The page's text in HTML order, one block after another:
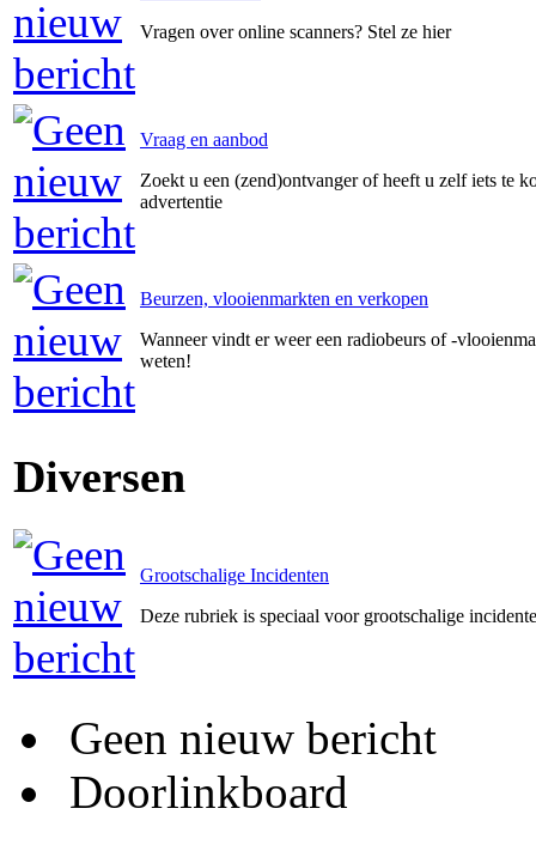
Vragen over online scanners? Stel ze hier
Vraag en aanbod
Zoekt u een (zend)ontvanger of heeft u zelf iets te
advertentie
Beurzen, vlooienmarkten en verkopen
Wanneer vindt er weer een radiobeurs of -
weten!
Diversen
Grootschalige Incidenten
Deze rubriek is speciaal voor grootschalige
Geen nieuw bericht
Doorlinkboard